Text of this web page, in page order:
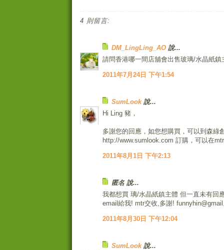
4 則留言:
DM_LingLing_AO 說...
請問香港哪一間店舖會出售玻璃/水晶紙鎮
2011年7月24日 下午1:54
SumLook說...
Hi Ling 豬，
多謝您的回應，如您想購買，可以到森綠
http://www.sumlook.com 訂購，可以在
2011年8月1日 下午2:13
匿名 說...
我都想買 璃/水晶紙鎮主體 但一直未有回
email給我! mtr交收,多謝!
2011年8月30日 下午12:04
SumLook說...